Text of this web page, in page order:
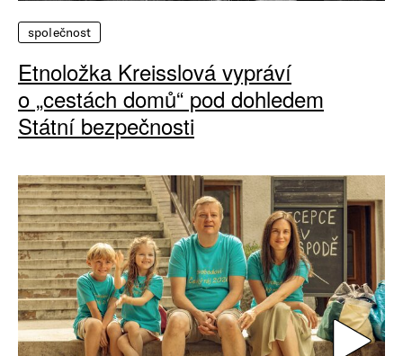
společnost
Etnoložka Kreisslová vypráví
o „cestách domů“ pod dohledem
Státní bezpečnosti